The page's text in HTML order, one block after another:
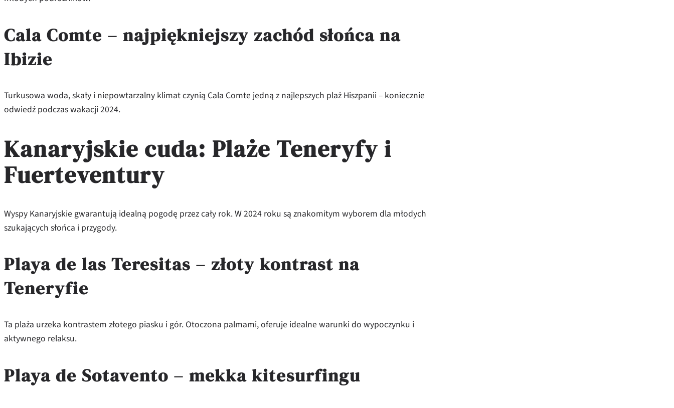
Cala Comte – najpiękniejszy zachód słońca na
Ibizie
Turkusowa woda, skały i niepowtarzalny klimat czynią Cala Comte jedną z najlepszych plaż Hiszpanii – koniecznie
odwiedź podczas wakacji 2024.
Kanaryjskie cuda: Plaże Teneryfy i
Fuerteventury
Wyspy Kanaryjskie gwarantują idealną pogodę przez cały rok. W 2024 roku są znakomitym wyborem dla młodych
szukających słońca i przygody.
Playa de las Teresitas – złoty kontrast na
Teneryfie
Ta plaża urzeka kontrastem złotego piasku i gór. Otoczona palmami, oferuje idealne warunki do wypoczynku i
aktywnego relaksu.
Playa de Sotavento – mekka kitesurfingu